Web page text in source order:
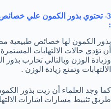
3- تحتوي بذور الكمون علي خصائص
:
بذور الكمون لها خصائص طبيعية
أن تؤدي حالات الالتهابات
وزيادة الوزن وبالتالي تحارب
الالتهابات وتمنع زيادة الوزن .
كما وجد العلماء أن زيت بذور
طريق تثبيط مسارات اشارات